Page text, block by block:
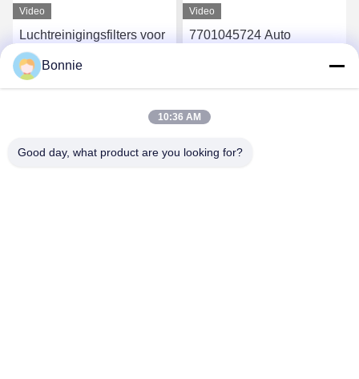
Video
Luchtreinigingsfilters voor
auto's 7701047655 Auto's
Auto's Ac-filter 260 X 200
X 92,5 mm
Vind de beste prijs
Video
7701045724 Auto
gezond rijomgeving
Bonnie
10:36 AM
Good day, what product are you looking for?